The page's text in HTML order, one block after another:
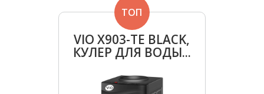
VIO Х903-TЕ BLACK,
КУЛЕР ДЛЯ ВОДЫ...
ТОП